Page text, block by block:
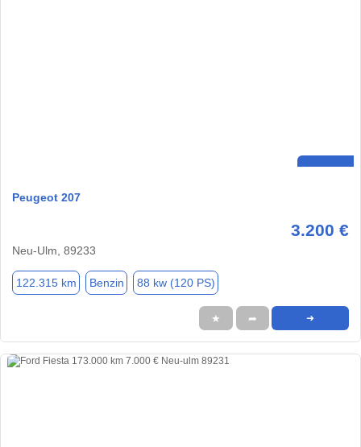
Peugeot 207
3.200 €
Neu-Ulm, 89233
122.315 km Benzin 88 kw (120 PS)
★ ➦ ➜